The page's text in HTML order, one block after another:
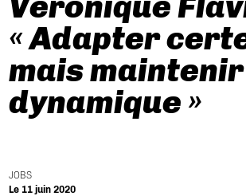
« Adapter
mais
dynamique »
JOBS
Le 11 juin 2020